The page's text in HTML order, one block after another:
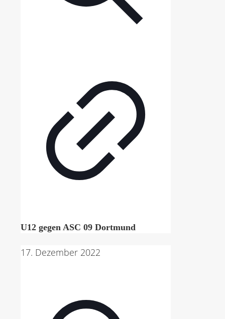
U12 gegen ASC 09 Dortmund
17. Dezember 2022